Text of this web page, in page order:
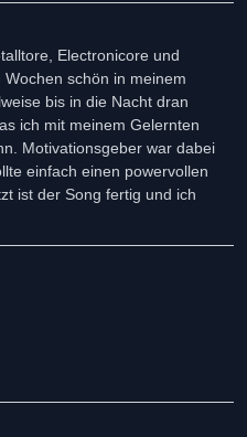
Electronicore und
schön in meinem
bis in die Nacht dran
ich mit meinem Gelernten
Motivationsgeber war dabei
einfach einen powervollen
ist der Song fertig und ich
(Dust In - Hurricane). Der
und den ganzen anderen